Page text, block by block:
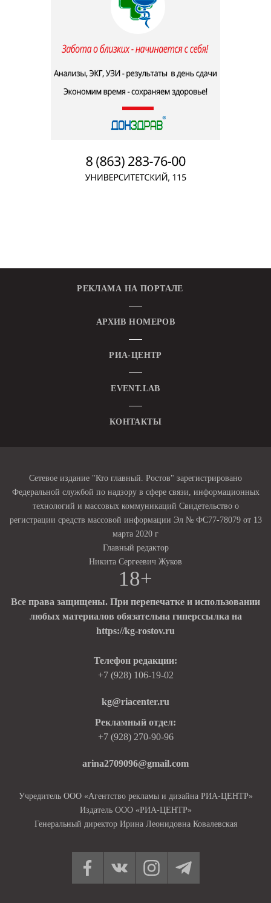
РЕКЛАМА НА ПОРТАЛЕ
АРХИВ НОМЕРОВ
РИА-ЦЕНТР
EVENT.LAB
КОНТАКТЫ
Сетевое издание "Кто главный. Ростов" зарегистрировано
Федеральной службой по надзору в сфере связи, информационных
технологий и массовых коммуникаций Свидетельство о
регистрации средств массовой информации Эл № ФС77-78079 от 13
марта 2020 г
Главный редактор
Никита Сергеевич Жуков
18+
Все права защищены. При перепечатке и использовании
любых материалов обязательна гиперссылка на
https://kg-rostov.ru
Телефон редакции:
+7 (928) 106-19-02
kg@riacenter.ru
Рекламный отдел:
+7 (928) 270-90-96
arina2709096@gmail.com
Учредитель ООО «Агентство рекламы и дизайна РИА-ЦЕНТР»
Издатель ООО «РИА-ЦЕНТР»
Генеральный директор Ирина Леонидовна Ковалевская